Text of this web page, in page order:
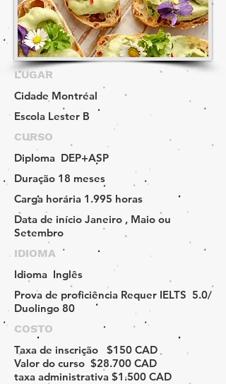
LUGAR
Cidade Montréal
Escola Lester B
CURSO
Diploma DEP+ASP
Duração 18 meses
Carga horária 1.995 horas
Data de início Janeiro , Maio ou
Setembro
IDIOMA
Idioma Inglês
Prova de proficiência Requer IELTS 5.0/
Duolingo 80
COSTO
Taxa de inscrição $150 CAD
Valor do curso $28.700 CAD
taxa administrativa $1.500 CAD